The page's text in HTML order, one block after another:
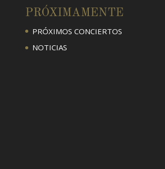
PRÓXIMAMENTE
PRÓXIMOS CONCIERTOS
NOTICIAS